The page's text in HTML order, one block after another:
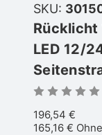
SKU:
Rücklicht
LED 12/
196,54 €
165,16 €